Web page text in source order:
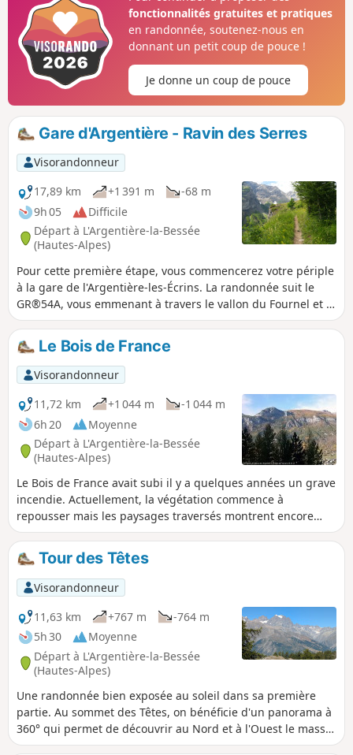
flore locales.Idéal pour les marcheurs habitués à la
montagne, il constitue une aventure complète pour relever
les défis du milieu montagnard, avec des dénivelés
marqués ainsi que des passages parfois techniques ou non
balisés.
fonctionnalités gratuites et pratiques
en randonnée, soutenez-nous en
donnant un petit coup de pouce !
Je donne un coup de pouce
Gare d'Argentière - Ravin des Serres
Visorandonneur
17,89 km
+1 391 m
-68 m
9h 05
Difficile
Départ à L'Argentière-la-Bessée
(Hautes-Alpes)
Pour cette première étape, vous commencerez votre périple
à la gare de l'Argentière-les-Écrins. La randonnée suit le
GR®54A, vous emmenant à travers le vallon du Fournel et la
réserve biologique des Deslioures. Vous arriverez enfin sur
un plateau idéal pour bivouaquer. Attention : passage
d'éboulement juillet 2025
Le Bois de France
Visorandonneur
11,72 km
+1 044 m
-1 044 m
6h 20
Moyenne
Départ à L'Argentière-la-Bessée
(Hautes-Alpes)
Le Bois de France avait subi il y a quelques années un grave
incendie. Actuellement, la végétation commence à
repousser mais les paysages traversés montrent encore
largement les traces de cette catastrophe écologique. On a
souvent l'impression, pendant cette randonnée, de
cheminer dans un décor de fin du monde...
Tour des Têtes
Visorandonneur
11,63 km
+767 m
-764 m
5h 30
Moyenne
Départ à L'Argentière-la-Bessée
(Hautes-Alpes)
Une randonnée bien exposée au soleil dans sa première
partie. Au sommet des Têtes, on bénéficie d'un panorama à
360° qui permet de découvrir au Nord et à l'Ouest le massif
du Pelvoux et au Sud la Vallée de la Durance.